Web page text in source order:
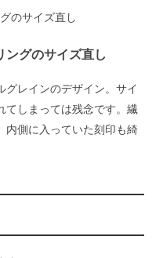
ングのサイズ直し
グレインのデザイン。サイ
てしまっては残念です。繊
内側に入っていた刻印も綺